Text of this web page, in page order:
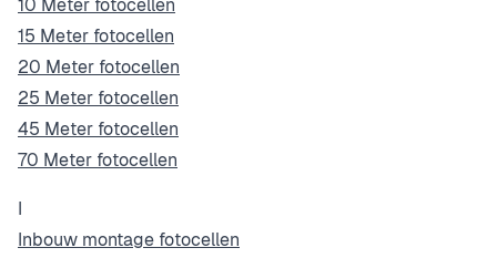
10 Meter fotocellen
15 Meter fotocellen
20 Meter fotocellen
25 Meter fotocellen
45 Meter fotocellen
70 Meter fotocellen
I
Inbouw montage fotocellen